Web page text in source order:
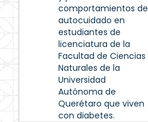
comportamientos de
autocuidado en
estudiantes de
licenciatura de la
Facultad de Ciencias
Naturales de la
Universidad
Autónoma de
Querétaro que viven
con diabetes.